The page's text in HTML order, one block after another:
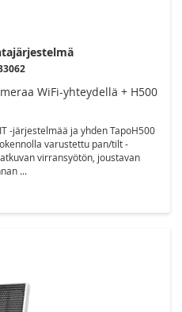
WiFi-yhteydellä + H500
-järjestelmää ja yhden TapoH500
varustettu pan/tilt -
virransyötön, joustavan
...